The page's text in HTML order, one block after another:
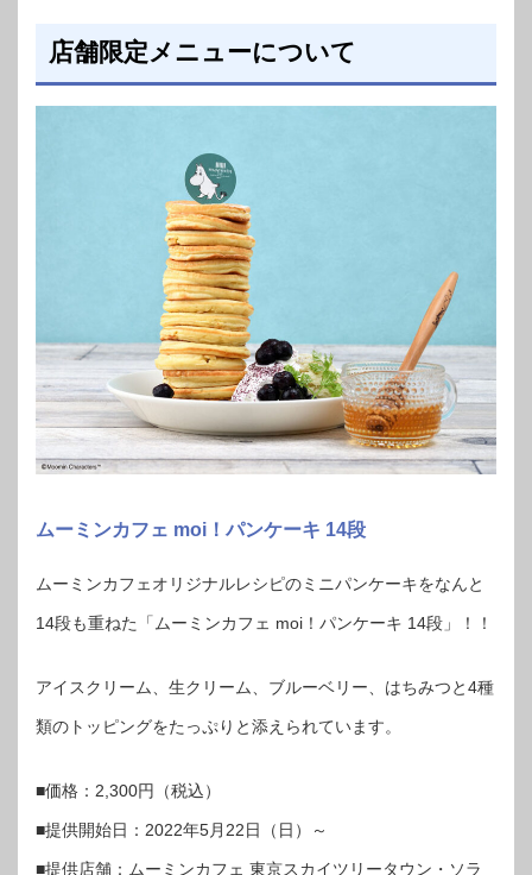
店舗限定メニューについて
ムーミンカフェ moi！パンケーキ 14段
ムーミンカフェオリジナルレシピのミニパンケーキをなんと
14段も重ねた「ムーミンカフェ moi！パンケーキ 14段」！！
アイスクリーム、生クリーム、ブルーベリー、はちみつと4種
類のトッピングをたっぷりと添えられています。
■価格：2,300円（税込）
■提供開始日：2022年5月22日（日）～
■提供店舗：ムーミンカフェ 東京スカイツリータウン・ソラ